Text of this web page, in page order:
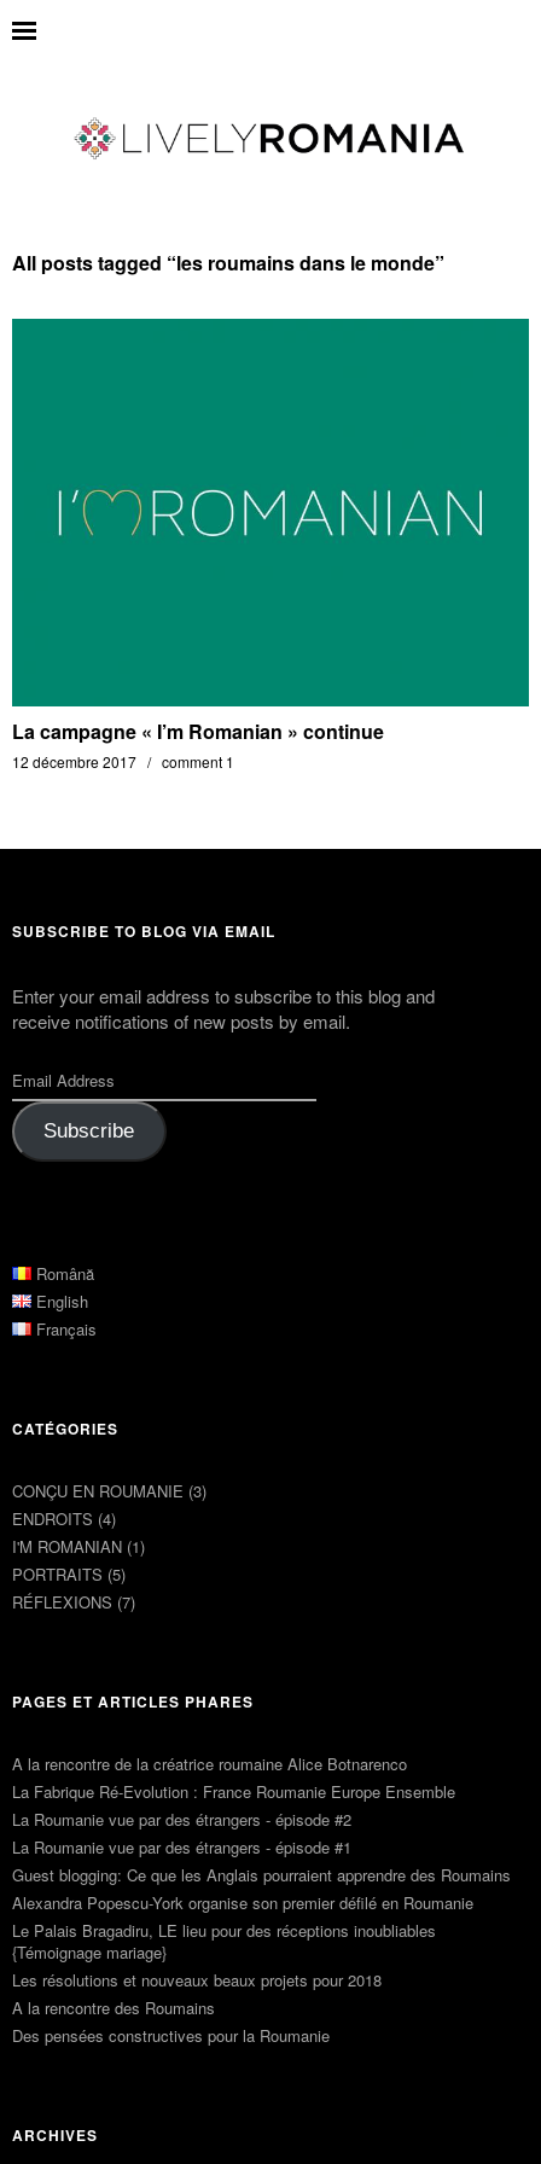
All posts tagged “les roumains dans le monde”
La campagne « I’m Romanian » continue
12 décembre 2017 comment 1
SUBSCRIBE TO BLOG VIA EMAIL
Enter your email address to subscribe to this blog and
receive notifications of new posts by email.
Subscribe
Română
English
Français
CATÉGORIES
CONÇU EN ROUMANIE (3)
ENDROITS (4)
I'M ROMANIAN (1)
PORTRAITS (5)
RÉFLEXIONS (7)
PAGES ET ARTICLES PHARES
A la rencontre de la créatrice roumaine Alice Botnarenco
La Fabrique Ré-Evolution : France Roumanie Europe Ensemble
La Roumanie vue par des étrangers - épisode #2
La Roumanie vue par des étrangers - épisode #1
Guest blogging: Ce que les Anglais pourraient apprendre des Roumains
Alexandra Popescu-York organise son premier défilé en Roumanie
Le Palais Bragadiru, LE lieu pour des réceptions inoubliables
{Témoignage mariage}
Les résolutions et nouveaux beaux projets pour 2018
A la rencontre des Roumains
Des pensées constructives pour la Roumanie
ARCHIVES